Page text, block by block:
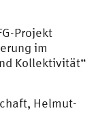
Projekt
im
Kollektivität“
Helmut-